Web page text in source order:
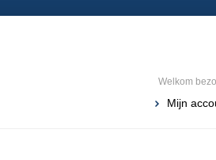
Welkom
Mijn